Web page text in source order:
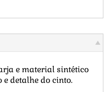
e material sintético
detalhe do cinto.